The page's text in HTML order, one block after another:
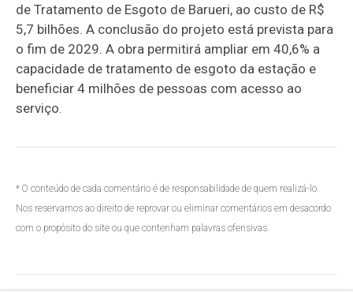
de Tratamento de Esgoto de Barueri, ao custo de R$
5,7 bilhões. A conclusão do projeto está prevista para
o fim de 2029. A obra permitirá ampliar em 40,6% a
capacidade de tratamento de esgoto da estação e
beneficiar 4 milhões de pessoas com acesso ao
serviço.
* O conteúdo de cada comentário é de responsabilidade de quem realizá-lo.
Nos reservamos ao direito de reprovar ou eliminar comentários em desacordo
com o propósito do site ou que contenham palavras ofensivas.